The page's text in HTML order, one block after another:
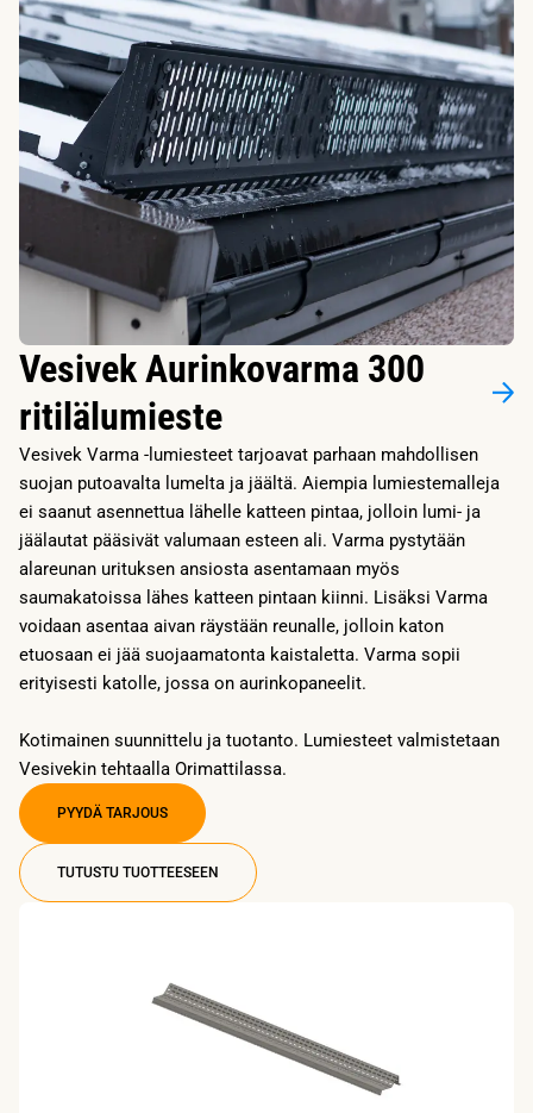
Vesivek Aurinkovarma 300
ritilälumieste
Vesivek Varma -lumiesteet tarjoavat parhaan mahdollisen
suojan putoavalta lumelta ja jäältä. Aiempia lumiestemalleja
ei saanut asennettua lähelle katteen pintaa, jolloin lumi- ja
jäälautat pääsivät valumaan esteen ali. Varma pystytään
alareunan urituksen ansiosta asentamaan myös
saumakatoissa lähes katteen pintaan kiinni. Lisäksi Varma
voidaan asentaa aivan räystään reunalle, jolloin katon
etuosaan ei jää suojaamatonta kaistaletta. Varma sopii
erityisesti katolle, jossa on aurinkopaneelit.
Kotimainen suunnittelu ja tuotanto. Lumiesteet valmistetaan
Vesivekin tehtaalla Orimattilassa.
PYYDÄ TARJOUS
TUTUSTU TUOTTEESEEN